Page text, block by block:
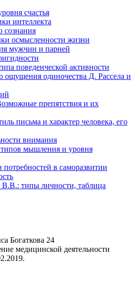
счастья
интеллекта
сознания
осмысленности жизни
мужчин и парней
поведенческой активности
ощущения одиночества Д. Рассела и
препятствия и их
письма и характер человека, его
внимания
мышления и уровня
в саморазвитии
В.В.: типы личности, таблица
Богаткова 24
медицинской деятельности